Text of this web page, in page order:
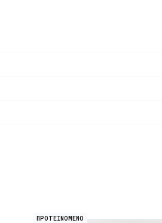
ΠΡΟΤΕΙΝΟΜΕΝΟ